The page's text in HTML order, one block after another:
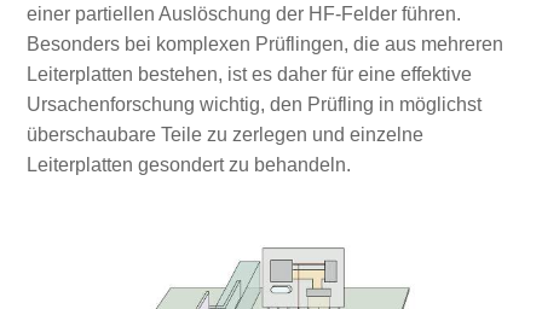
einer partiellen Auslöschung der HF-Felder führen.
Besonders bei komplexen Prüflingen, die aus mehreren
Leiterplatten bestehen, ist es daher für eine effektive
Ursachenforschung wichtig, den Prüfling in möglichst
überschaubare Teile zu zerlegen und einzelne
Leiterplatten gesondert zu behandeln.